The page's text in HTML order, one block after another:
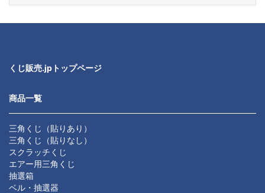
くじ販売.jpトップページ
商品一覧
三角くじ（貼りあり）
三角くじ（貼りなし）
スクラッチくじ
エアー用三角くじ
抽選箱
ベル・抽選器